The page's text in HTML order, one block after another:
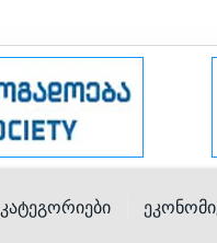
Კატეგორიები